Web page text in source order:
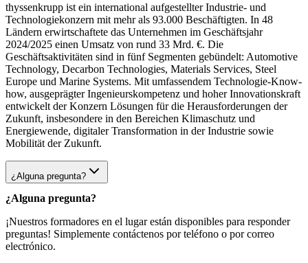
thyssenkrupp ist ein international aufgestellter Industrie- und
Technologiekonzern mit mehr als 93.000 Beschäftigten. In 48
Ländern erwirtschaftete das Unternehmen im Geschäftsjahr
2024/2025 einen Umsatz von rund 33 Mrd. €. Die
Geschäftsaktivitäten sind in fünf Segmenten gebündelt: Automotive
Technology, Decarbon Technologies, Materials Services, Steel
Europe und Marine Systems. Mit umfassendem Technologie-Know-
how, ausgeprägter Ingenieurskompetenz und hoher Innovationskraft
entwickelt der Konzern Lösungen für die Herausforderungen der
Zukunft, insbesondere in den Bereichen Klimaschutz und
Energiewende, digitaler Transformation in der Industrie sowie
Mobilität der Zukunft.
¿Alguna pregunta?
¿Alguna pregunta?
¡Nuestros formadores en el lugar están disponibles para responder
preguntas! Simplemente contáctenos por teléfono o por correo
electrónico.